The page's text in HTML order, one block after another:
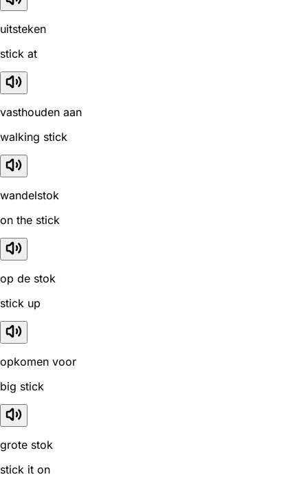
uitsteken
stick at
vasthouden aan
walking stick
wandelstok
on the stick
op de stok
stick up
opkomen voor
big stick
grote stok
stick it on